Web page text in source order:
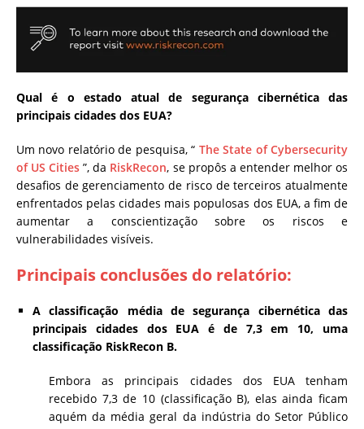
Qual é o estado atual de segurança cibernética das
principais cidades dos EUA?
Um novo relatório de pesquisa, “ The State of Cybersecurity
of US Cities ”, da RiskRecon, se propôs a entender melhor os
desafios de gerenciamento de risco de terceiros atualmente
enfrentados pelas cidades mais populosas dos EUA, a fim de
aumentar a conscientização sobre os riscos e
vulnerabilidades visíveis.
Principais conclusões do relatório:
A classificação média de segurança cibernética das
principais cidades dos EUA é de 7,3 em 10, uma
classificação RiskRecon B.
Embora as principais cidades dos EUA tenham
recebido 7,3 de 10 (classificação B), elas ainda ficam
aquém da média geral da indústria do Setor Público